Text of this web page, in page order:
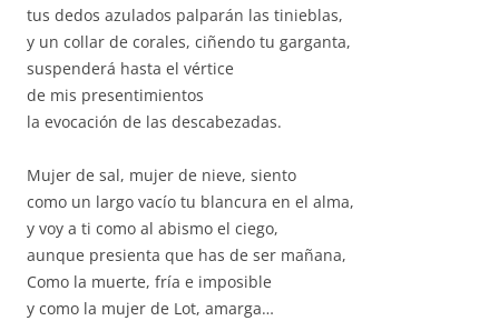
tus dedos azulados palparán las tinieblas,
y un collar de corales, ciñendo tu garganta,
suspenderá hasta el vértice
de mis presentimientos
la evocación de las descabezadas.
Mujer de sal, mujer de nieve, siento
como un largo vacío tu blancura en el alma,
y voy a ti como al abismo el ciego,
aunque presienta que has de ser mañana,
Como la muerte, fría e imposible
y como la mujer de Lot, amarga…